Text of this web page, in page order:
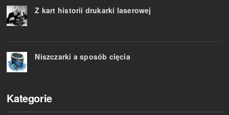
Z kart historii drukarki laserowej
Niszczarki a sposób cięcia
Kategorie